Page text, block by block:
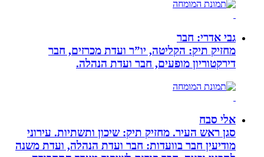
גבי אדרי: חבר
מחזיק תיק: הקליטה, יו”ר ועדת מכרזים, חבר
דירקטוריון מופעים, חבר ועדת הנהלה.
אלי סבח
סגן ראש העיר. מחזיק תיק: שיכון ותשתיות. עירוני
מודיעין חבר בוועדות: חבר ועדת הנהלה, ועדת משנה